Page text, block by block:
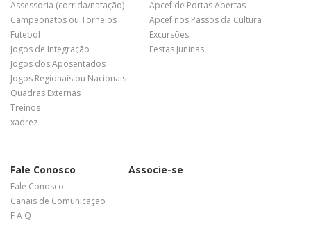
Assessoria (corrida/natação)
Campeonatos ou Torneios
Futebol
Jogos de Integração
Jogos dos Aposentados
Jogos Regionais ou Nacionais
Quadras Externas
Treinos
xadrez
Apcef de Portas Abertas
Apcef nos Passos da Cultura
Excursões
Festas Juninas
Fale Conosco
Fale Conosco
Canais de Comunicação
F A Q
Associe-se